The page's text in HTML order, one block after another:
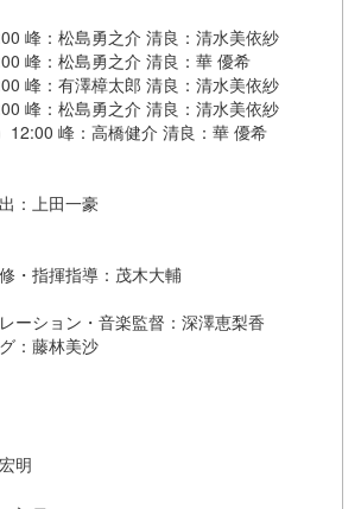
峰：松島勇之介 清良：清水美依紗
峰：松島勇之介 清良：華 優希
峰：有澤樟太郎 清良：清水美依紗
峰：松島勇之介 清良：清水美依紗
12:00 峰：高橋健介 清良：華 優希
：上田一豪
・指揮指導：茂木大輔
ーション・音楽監督：深澤恵梨香
：藤林美沙
明